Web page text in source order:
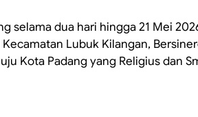
selama dua hari hingga 21 Mei
Lubuk Kilangan,
Kota Padang yang Religius dan